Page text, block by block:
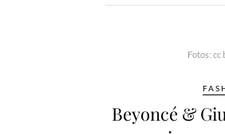
Fotos: cc
Beyoncé &